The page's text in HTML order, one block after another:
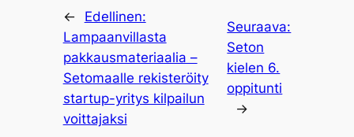
←
Edellinen:
Lampaanvillasta
pakkausmateriaalia –
Setomaalle rekisteröity
startup-yritys kilpailun
voittajaksi
Seuraava:
Seton
kielen 6.
oppitunti
→